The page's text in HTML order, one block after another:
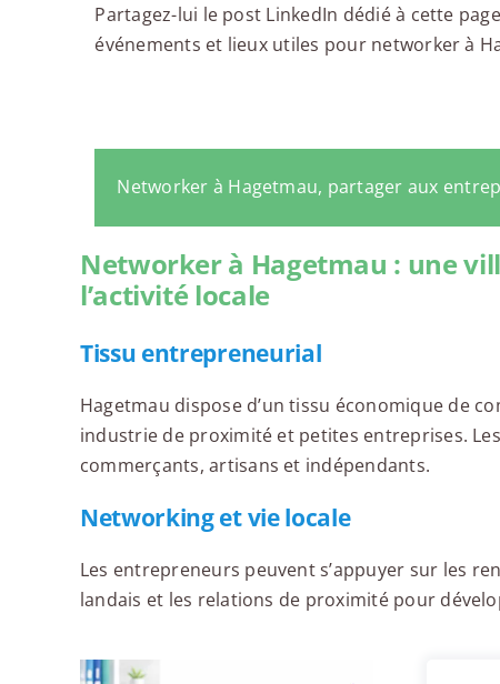
Partagez-lui le post LinkedIn dédié à cette
événements et lieux utiles pour networker à
Networker à Hagetmau, partager aux
Networker à Hagetmau : une
l’activité locale
Tissu entrepreneurial
Hagetmau dispose d’un tissu économique de
industrie de proximité et petites entreprises.
commerçants, artisans et indépendants.
Networking et vie locale
Les entrepreneurs peuvent s’appuyer sur les
landais et les relations de proximité pour